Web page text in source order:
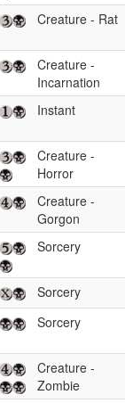
Creature - Rat
Creature -
Incarnation
Instant
Creature -
Horror
Creature -
Gorgon
Sorcery
Sorcery
Sorcery
Creature -
Zombie